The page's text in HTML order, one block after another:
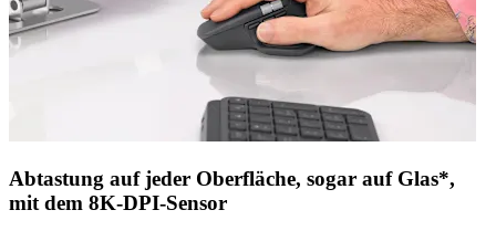
Abtastung auf jeder Oberfläche, sogar auf Glas*,
mit dem 8K-DPI-Sensor